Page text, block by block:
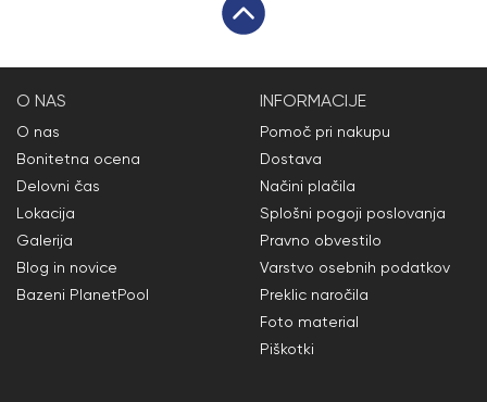
O NAS
O nas
Bonitetna ocena
Delovni čas
Lokacija
Galerija
Blog in novice
Bazeni PlanetPool
INFORMACIJE
Pomoč pri nakupu
Dostava
Načini plačila
Splošni pogoji poslovanja
Pravno obvestilo
Varstvo osebnih podatkov
Preklic naročila
Foto material
Piškotki